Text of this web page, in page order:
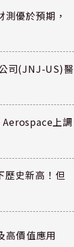
優於預期，
司(JNJ-US)醫
上調
歷史新高！但
高價值應用